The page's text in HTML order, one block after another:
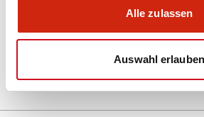
Alle zulassen
Auswahl erlauben
10/10/2024.PDF5.62MB